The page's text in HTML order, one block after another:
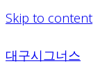
Skip to content
대구시그너스